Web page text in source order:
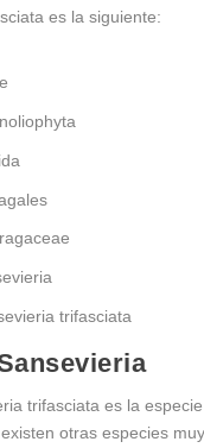
es la siguiente:
trifasciata
trifasciata es la
otras especies